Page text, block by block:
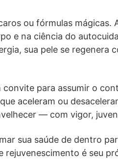
ou fórmulas mágicas.
e na ciência do
sua pele se regenera
convite para assumir o
aceleram ou
— com vigor,
sua saúde de dentro
rejuvenescimento é seu